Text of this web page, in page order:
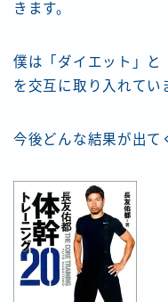
きます。
僕は「ダイエット」と
を交互に取り入れてい
今後どんな結果が出て